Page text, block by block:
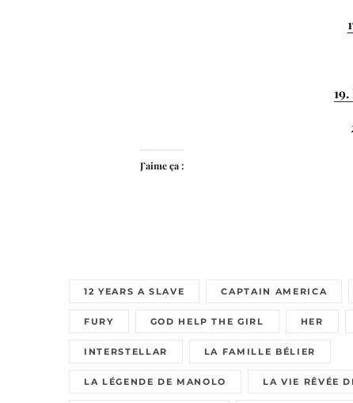
J’aime ça :
12 YEARS A SLAVE CAPTAIN AMERICA
FURY GOD HELP THE GIRL HER
INTERSTELLAR LA FAMILLE BÉLIER
LA LÉGENDE DE MANOLO LA VIE RÊVÉE